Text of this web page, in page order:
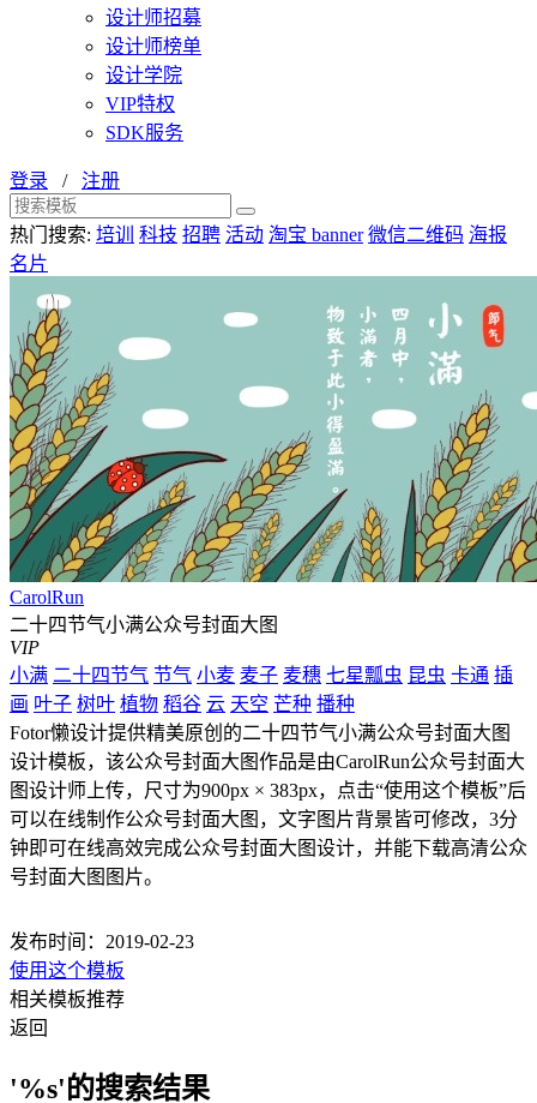
设计师招募
设计师榜单
设计学院
VIP特权
SDK服务
登录 / 注册
热门搜索: 培训 科技 招聘 活动 淘宝 banner 微信二维码 海报
名片
CarolRun
二十四节气小满公众号封面大图
VIP
小满 二十四节气 节气 小麦 麦子 麦穗 七星瓢虫 昆虫 卡通 插
画 叶子 树叶 植物 稻谷 云 天空 芒种 播种
Fotor懒设计提供精美原创的二十四节气小满公众号封面大图
设计模板，该公众号封面大图作品是由CarolRun公众号封面大
图设计师上传，尺寸为900px × 383px，点击“使用这个模板”后
可以在线制作公众号封面大图，文字图片背景皆可修改，3分
钟即可在线高效完成公众号封面大图设计，并能下载高清公众
号封面大图图片。
发布时间：2019-02-23
使用这个模板
相关模板推荐
返回
'%s'的搜索结果